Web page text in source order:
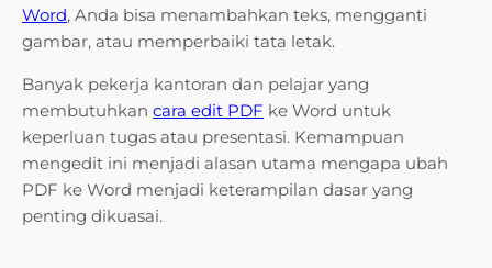
Word, Anda bisa menambahkan teks, mengganti
gambar, atau memperbaiki tata letak.
Banyak pekerja kantoran dan pelajar yang
membutuhkan cara edit PDF ke Word untuk
keperluan tugas atau presentasi. Kemampuan
mengedit ini menjadi alasan utama mengapa ubah
PDF ke Word menjadi keterampilan dasar yang
penting dikuasai.